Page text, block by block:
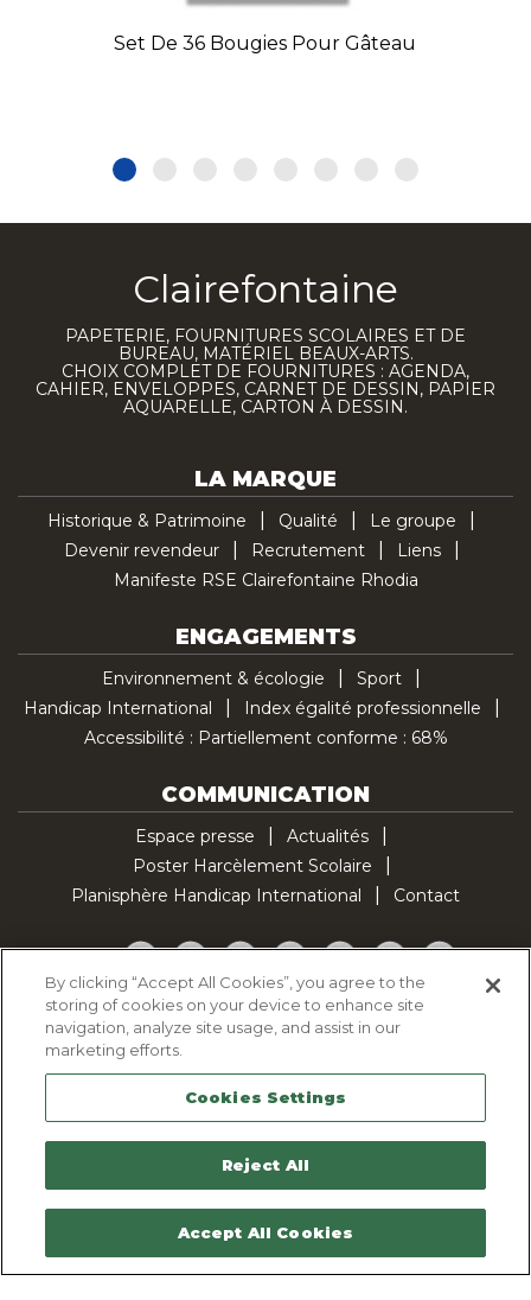
Set De 36 Bougies Pour Gâteau
Clairefontaine
PAPETERIE, FOURNITURES SCOLAIRES ET DE
BUREAU, MATÉRIEL BEAUX-ARTS.
CHOIX COMPLET DE FOURNITURES : AGENDA,
CAHIER, ENVELOPPES, CARNET DE DESSIN, PAPIER
AQUARELLE, CARTON À DESSIN.
LA MARQUE
Historique & Patrimoine Qualité
Le groupe
Devenir revendeur
Recrutement
Liens
Manifeste RSE Clairefontaine Rhodia
ENGAGEMENTS
Environnement & écologie
Sport
Handicap International
Index égalité professionnelle
Accessibilité : Partiellement conforme : 68%
COMMUNICATION
Espace presse
Actualités
Poster Harcèlement Scolaire
Planisphère Handicap International
Contact
Facebook
TwitterYouTubePinterestInstagramLinkedInTikTok
Politique d'utilisation des cookies
Politique de confidentialité
Mentions légales
Plan du site
Contactez-nous
By clicking “Accept All Cookies”, you agree to the
storing of cookies on your device to enhance site
navigation, analyze site usage, and assist in our
marketing efforts.
Cookies Settings
Reject All
Accept All Cookies